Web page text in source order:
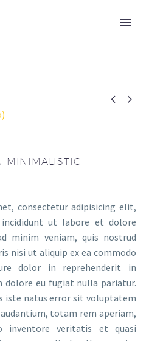
 
MINIMALISTIC
consectetur adipisicing elit,
ut labore et dolore
minim veniam, quis nostrud
nisi ut aliquip ex ea commodo
dolor in reprehenderit in
eu fugiat nulla pariatur.
iste natus error sit voluptatem
totam rem aperiam,
inventore veritatis et quasi